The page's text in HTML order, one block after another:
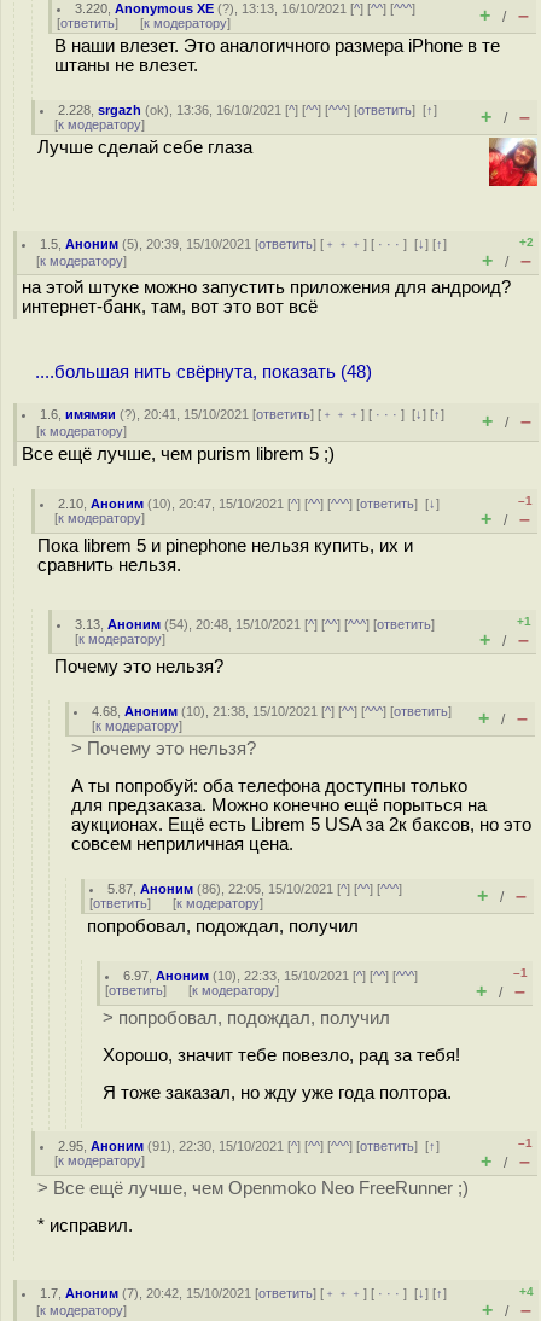
3.220 ,Anonymous XE (?), 13:13, 16/10/2021 [^] [^^] [^^^]
[ответить] [к модератору] + / –
В наши влезет. Это аналогичного размера iPhone в те
штаны не влезет.
2.228 ,srgazh (ok), 13:36, 16/10/2021 [^] [^^] [^^^] [ответить][↑]
[к модератору] + / –
Лучше сделай себе глаза
1.5 ,Аноним (5), 20:39, 15/10/2021 [ответить] [ ﹢﹢﹢] [ · · ·][↓] [↑]
[к модератору]
+2
+ / –
на этой штуке можно запустить приложения для андроид?
интернет-банк, там, вот это вот всё
....большая нить свёрнута, показать (48)
1.6 ,имямяи (?), 20:41, 15/10/2021 [ответить] [ ﹢﹢﹢] [ · · ·][↓] [↑]
[к модератору] + / –
Все ещё лучше, чем purism librem 5 ;)
2.10 ,Аноним (10), 20:47, 15/10/2021 [^] [^^] [^^^] [ответить][↓]
[к модератору]
–1
+ / –
Пока librem 5 и pinephone нельзя купить, их и
сравнить нельзя.
3.13 ,Аноним (54), 20:48, 15/10/2021 [^] [^^] [^^^] [ответить]
[к модератору]
+1
+ / –
Почему это нельзя?
4.68 ,Аноним (10), 21:38, 15/10/2021 [^] [^^] [^^^] [ответить]
[к модератору] + / –
> Почему это нельзя?
А ты попробуй: оба телефона доступны только
для предзаказа. Можно конечно ещё порыться на
аукционах. Ещё есть Librem 5 USA за 2к баксов, но это
совсем неприличная цена.
5.87 ,Аноним (86), 22:05, 15/10/2021 [^] [^^] [^^^]
[ответить] [к модератору] + / –
попробовал, подождал, получил
6.97 ,Аноним (10), 22:33, 15/10/2021 [^] [^^] [^^^]
[ответить] [к модератору]
–1
+ / –
> попробовал, подождал, получил
Хорошо, значит тебе повезло, рад за тебя!
Я тоже заказал, но жду уже года полтора.
2.95 ,Аноним (91), 22:30, 15/10/2021 [^] [^^] [^^^] [ответить][↑]
[к модератору]
–1
+ / –
> Все ещё лучше, чем Openmoko Neo FreeRunner ;)
* исправил.
1.7 ,Аноним (7), 20:42, 15/10/2021 [ответить] [ ﹢﹢﹢] [ · · ·][↓] [↑]
[к модератору]
+4
+ / –